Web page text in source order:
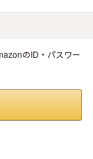
のID・パスワー